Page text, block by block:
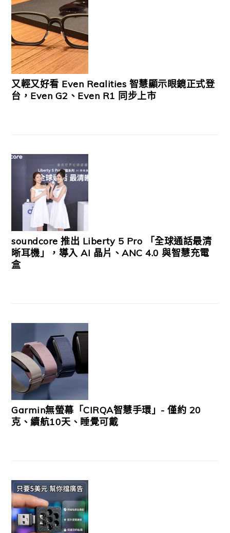
又輕又好看 Even Realities 智慧顯示眼鏡正式登
台，Even G2、Even R1 同步上市
soundcore 推出 Liberty 5 Pro 「全球通話最清
晰耳機」，導入 AI 晶片、ANC 4.0 與智慧充電
盒
Garmin無螢幕「CIRQA智慧手環」- 僅約 20
克、續航10天、睡覺可戴